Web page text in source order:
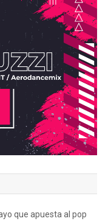
que apuesta al pop